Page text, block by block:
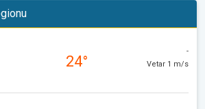
24°
-
Vetar 1 m/s